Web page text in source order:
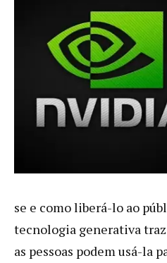
se e como liberá-lo ao
tecnologia generativa
as pessoas podem usá-la